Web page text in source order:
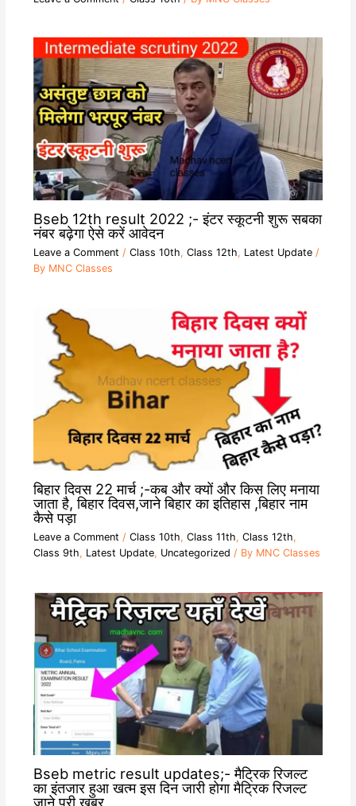
Bseb 12th result 2022 ;- इंटर स्कूटनी शुरू सबका
नंबर बढ़ेगा ऐसे करें आवेदन
Leave a Comment / Class 10th, Class 12th, Latest Update/
By MNC Classes
बिहार दिवस 22 मार्च ;-कब और क्यों और किस लिए मनाया
जाता है, बिहार दिवस,जाने बिहार का इतिहास ,बिहार नाम
कैसे पड़ा
Leave a Comment / Class 10th, Class 11th, Class 12th,
Class 9th, Latest Update, Uncategorized / By MNC Classes
Bseb metric result updates;- मैट्रिक रिजल्ट
का इंतजार हुआ खत्म इस दिन जारी होगा मैट्रिक रिजल्ट
जाने पूरी खबर